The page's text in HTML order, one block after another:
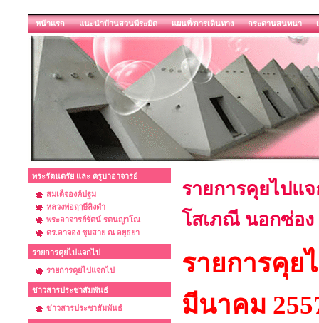
หน้าแรก แนะนำบ้านสวนพีระมิด แผนที่/การเดินทาง กระดานสนทนา
พระรัตนตรัย และ ครูบาอาจารย์
สมเด็จองค์ปฐม
หลวงพ่อฤๅษีลิงดำ
พระอาจารย์รัตน์ รตนญาโณ
ดร.อาจอง ชุมสาย ณ อยุธยา
รายการคุยไปแจกไป
รายการคุยไปแจกไป
ข่าวสารประชาสัมพันธ์
ข่าวสารประชาสัมพันธ์
รายการคุยไปแ
โสเภณี นอกซ่อง
รายการคุ
มีนาคม